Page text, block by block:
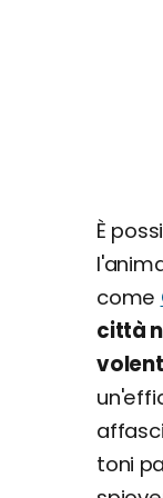
È
come
città
toni